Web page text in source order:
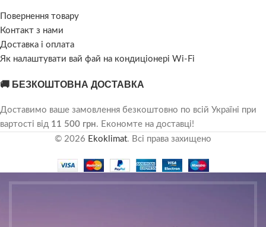
Повернення товару
Контакт з нами
Доставка і оплата
Як налаштувати вай фай на кондиціонері Wi-Fi
🚚 БЕЗКОШТОВНА ДОСТАВКА
Доставимо ваше замовлення безкоштовно по всій Україні при
вартості від 11 500 грн. Економте на доставці!
© 2026 Ekoklimat. Всі права захищено